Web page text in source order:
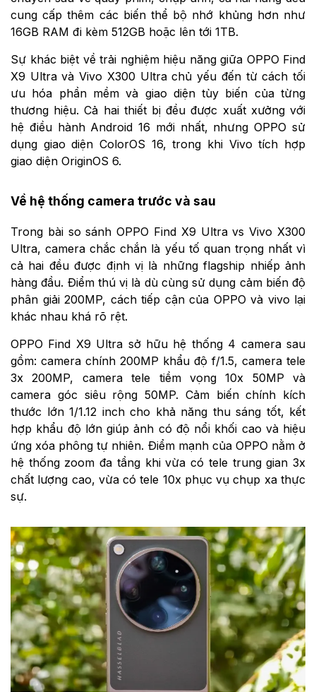
cung cấp thêm các biến thể bộ nhớ khủng hơn như
16GB RAM đi kèm 512GB hoặc lên tới 1TB.
Sự khác biệt về trải nghiệm hiệu năng giữa OPPO Find
X9 Ultra và Vivo X300 Ultra chủ yếu đến từ cách tối
ưu hóa phần mềm và giao diện tùy biến của từng
thương hiệu. Cả hai thiết bị đều được xuất xưởng với
hệ điều hành Android 16 mới nhất, nhưng OPPO sử
dụng giao diện ColorOS 16, trong khi Vivo tích hợp
giao diện OriginOS 6.
Về hệ thống camera trước và sau
Trong bài so sánh OPPO Find X9 Ultra vs Vivo X300
Ultra, camera chắc chắn là yếu tố quan trọng nhất vì
cả hai đều được định vị là những flagship nhiếp ảnh
hàng đầu. Điểm thú vị là dù cùng sử dụng cảm biến độ
phân giải 200MP, cách tiếp cận của OPPO và vivo lại
khác nhau khá rõ rệt.
OPPO Find X9 Ultra sở hữu hệ thống 4 camera sau
gồm: camera chính 200MP khẩu độ f/1.5, camera tele
3x 200MP, camera tele tiềm vọng 10x 50MP và
camera góc siêu rộng 50MP. Cảm biến chính kích
thước lớn 1/1.12 inch cho khả năng thu sáng tốt, kết
hợp khẩu độ lớn giúp ảnh có độ nổi khối cao và hiệu
ứng xóa phông tự nhiên. Điểm mạnh của OPPO nằm ở
hệ thống zoom đa tầng khi vừa có tele trung gian 3x
chất lượng cao, vừa có tele 10x phục vụ chụp xa thực
sự.